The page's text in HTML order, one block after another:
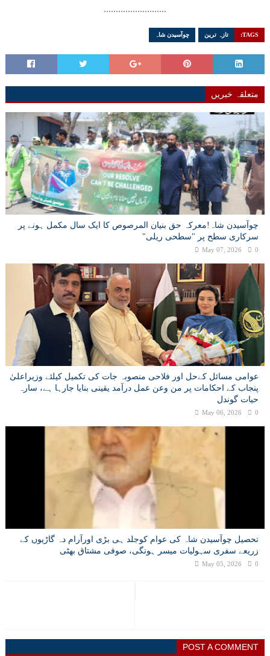
..........................
TAGS: تازہ ترین چوآسیدن شاہ
متعلقہ خبریں
چوآسیدن شاہ!معرکہ حق بنیان المرصوص کا ایک سال مکمل ہونے پر
سرکاری سطح پر "سطحی ریلی"
May 07, 2026 0
عوامی مسائل کےحل اور فلاحی منصوبہ جات کی تکمیل کیلئے وزیراعلیٰ
پنجاب کے احکامات پر من وعن عمل درآمد یقینی بنایا جارہا ہے، سارہ
حیات گوندل
May 06, 2026 0
تحصیل چوآسیدن شاہ کی عوام کوجلد ہی بڑی اورآرام دہ گاڑیوں کے
زریعے سفری سہولیات میسر ہونگی، صوفی مشتاق بھٹی
May 05, 2026 0
POST A COMMENT